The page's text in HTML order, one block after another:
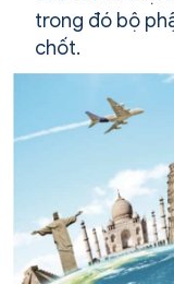
trong đó bộ
chốt.